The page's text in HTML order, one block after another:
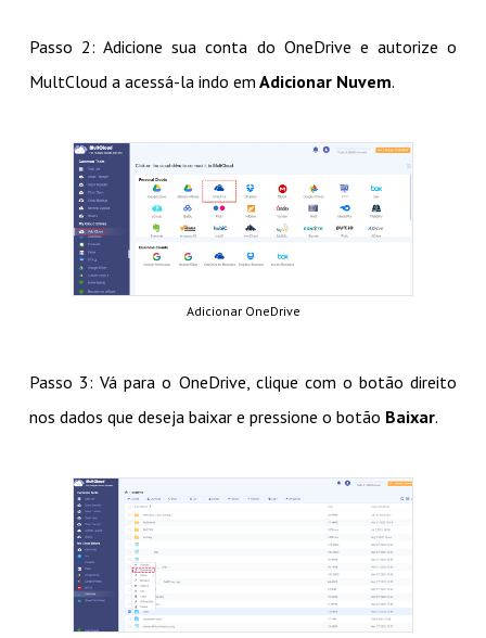
Passo 2: Adicione sua conta do OneDrive e autorize o
MultCloud a acessá-la indo em Adicionar Nuvem.
Adicionar OneDrive
Passo 3: Vá para o OneDrive, clique com o botão direito
nos dados que deseja baixar e pressione o botão Baixar.